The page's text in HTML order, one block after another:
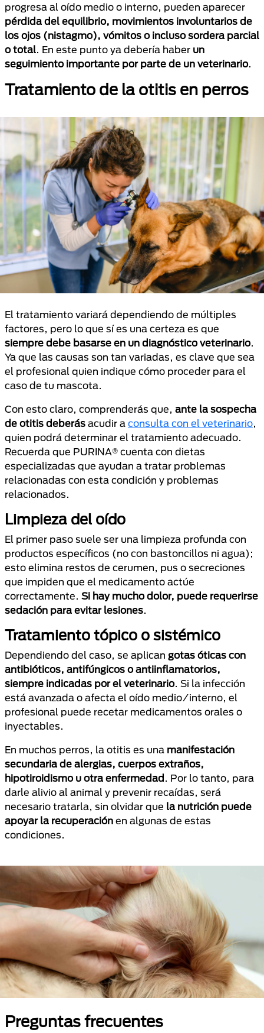
progresa al oído medio o interno, pueden aparecer
pérdida del equilibrio, movimientos involuntarios de
los ojos (nistagmo), vómitos o incluso sordera parcial
o total. En este punto ya debería haber un
seguimiento importante por parte de un veterinario.
Tratamiento de la otitis en perros
El tratamiento variará dependiendo de múltiples
factores, pero lo que sí es una certeza es que
siempre debe basarse en un diagnóstico veterinario.
Ya que las causas son tan variadas, es clave que sea
el profesional quien indique cómo proceder para el
caso de tu mascota.
Con esto claro, comprenderás que, ante la sospecha
de otitis deberás acudir a consulta con el veterinario,
quien podrá determinar el tratamiento adecuado.
Recuerda que PURINA® cuenta con dietas
especializadas que ayudan a tratar problemas
relacionadas con esta condición y problemas
relacionados.
Limpieza del oído
El primer paso suele ser una limpieza profunda con
productos específicos (no con bastoncillos ni agua);
esto elimina restos de cerumen, pus o secreciones
que impiden que el medicamento actúe
correctamente. Si hay mucho dolor, puede requerirse
sedación para evitar lesiones.
Tratamiento tópico o sistémico
Dependiendo del caso, se aplican gotas óticas con
antibióticos, antifúngicos o antiinflamatorios,
siempre indicadas por el veterinario. Si la infección
está avanzada o afecta el oído medio/interno, el
profesional puede recetar medicamentos orales o
inyectables.
En muchos perros, la otitis es una manifestación
secundaria de alergias, cuerpos extraños,
hipotiroidismo u otra enfermedad. Por lo tanto, para
darle alivio al animal y prevenir recaídas, será
necesario tratarla, sin olvidar que la nutrición puede
apoyar la recuperación en algunas de estas
condiciones.
Preguntas frecuentes